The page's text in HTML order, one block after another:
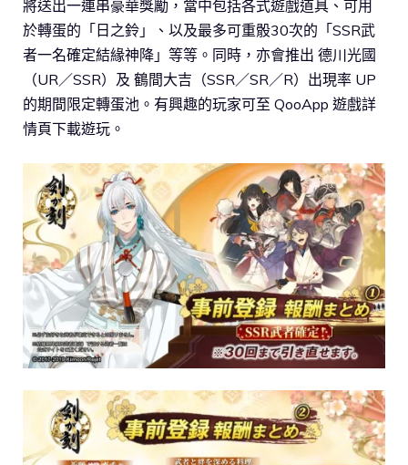
將送出一連串豪華獎勵，當中包括各式遊戲道具、可用
於轉蛋的「日之鈴」、以及最多可重骰30次的「SSR武
者一名確定結緣神降」等等。同時，亦會推出 德川光國
（UR／SSR）及 鶴間大吉（SSR／SR／R）出現率 UP
的期間限定轉蛋池。有興趣的玩家可至 QooApp 遊戲詳
情頁下載遊玩。